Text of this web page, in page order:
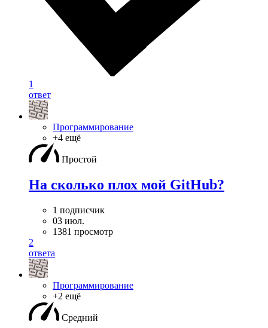
1
ответ
Программирование
+4 ещё
Простой
На сколько плох мой GitHub?
1 подписчик
03 июл.
1381 просмотр
2
ответа
Программирование
+2 ещё
Средний